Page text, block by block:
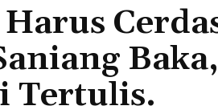
Tertulis.